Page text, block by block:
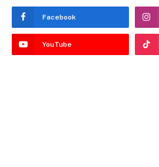
Facebook
YouTube